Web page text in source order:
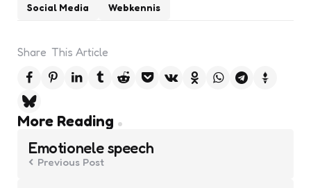
Social Media Webkennis
Share This Article
More Reading
Post
navigation
Emotionele speech
Previous Post